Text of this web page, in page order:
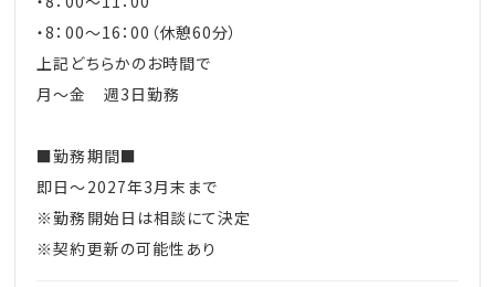
・8：00～16：00（休憩60分）
上記どちらかのお時間で
月～金 週3日勤務
■勤務期間■
即日～2027年3月末まで
※勤務開始日は相談にて決定
※契約更新の可能性あり